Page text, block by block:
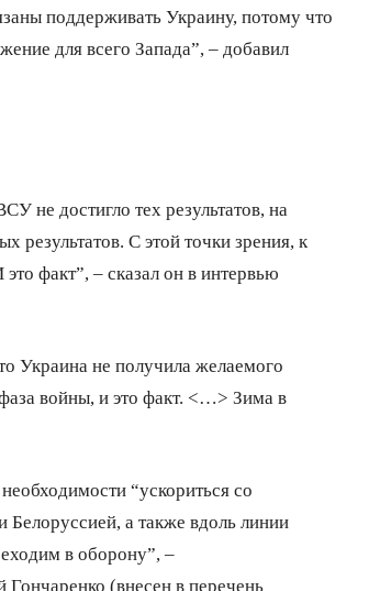
поддерживать Украину, потому что
для всего Запада”, – добавил
не достигло тех результатов, на
результатов. С этой точки зрения, к
факт”, – сказал он в интервью
Украина не получила желаемого
войны, и это факт. <…> Зима в
“ускориться со
Белоруссией, а также вдоль линии
в оборону”, –
Гончаренко (внесен в перечень